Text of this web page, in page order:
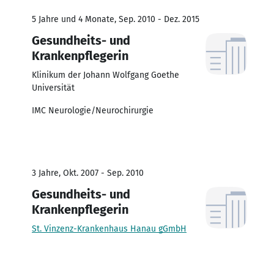
5 Jahre und 4 Monate, Sep. 2010 - Dez. 2015
Gesundheits- und
Krankenpflegerin
Klinikum der Johann Wolfgang Goethe
Universität
IMC Neurologie/Neurochirurgie
3 Jahre, Okt. 2007 - Sep. 2010
Gesundheits- und
Krankenpflegerin
St. Vinzenz-Krankenhaus Hanau gGmbH